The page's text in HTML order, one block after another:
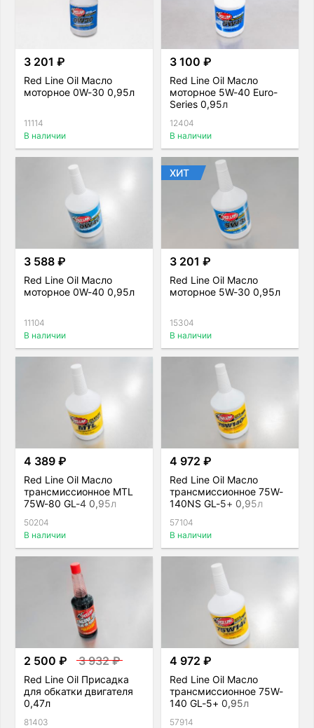
3 201 ₽
Red Line Oil Масло
моторное 0W-30 0,95л
11114
В наличии
3 100 ₽
Red Line Oil Масло
моторное 5W-40 Euro-
Series 0,95л
12404
В наличии
3 588 ₽
Red Line Oil Масло
моторное 0W-40 0,95л
11104
В наличии
ХИТ
3 201 ₽
Red Line Oil Масло
моторное 5W-30 0,95л
15304
В наличии
4 389 ₽
Red Line Oil Масло
трансмиссионное MTL
75W-80 GL-4 0,95л
50204
В наличии
4 972 ₽
Red Line Oil Масло
трансмиссионное 75W-
140NS GL-5+ 0,95л
57104
В наличии
2 500 ₽ 3 932 ₽
Red Line Oil Присадка
для обкатки двигателя
0,47л
81403
4 972 ₽
Red Line Oil Масло
трансмиссионное 75W-
140 GL-5+ 0,95л
57914